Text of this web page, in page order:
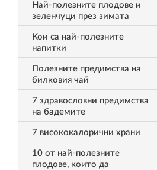
Най-полезните плодове и
зеленчуци през зимата
Кои са най-полезните
напитки
Полезните предимства на
билковия чай
7 здравословни предимства
на бадемите
7 висококалорични храни
10 от най-полезните
плодове, които да